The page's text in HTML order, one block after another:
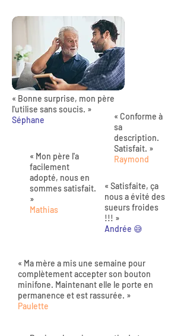
« Bonne surprise, mon père
l'utilise sans soucis. »
Séphane
« Mon père l'a
facilement
adopté, nous en
sommes satisfait.
»
Mathias
« Conforme à
sa
description.
Satisfait. »
Raymond
« Satisfaite, ça
nous a évité des
sueurs froides
!!! »
Andrée 😅
« Ma mère a mis une semaine pour
complètement accepter son bouton
minifone. Maintenant elle le porte en
permanence et est rassurée. »
Paulette